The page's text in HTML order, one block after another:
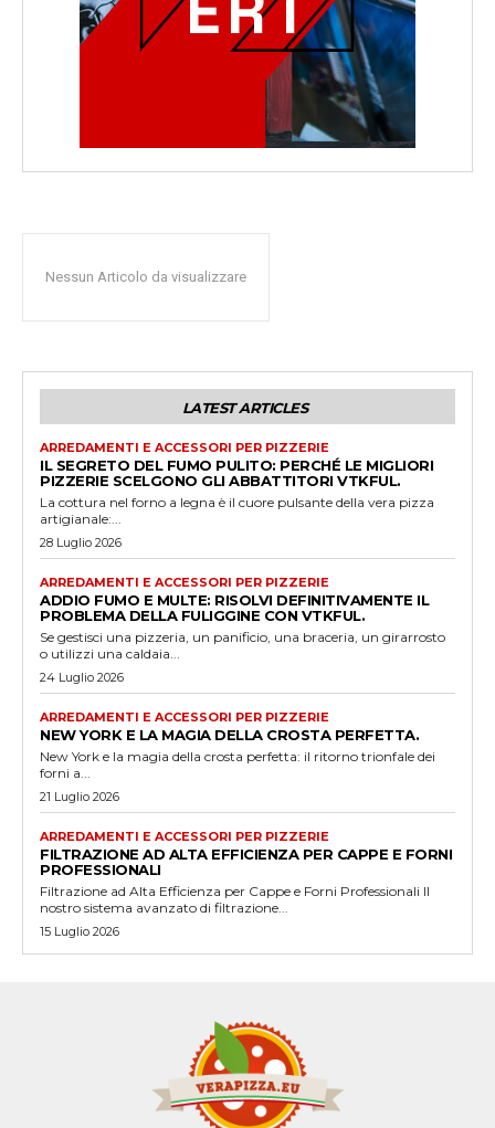
Nessun Articolo da visualizzare
LATEST ARTICLES
ARREDAMENTI E ACCESSORI PER PIZZERIE
IL SEGRETO DEL FUMO PULITO: PERCHÉ LE MIGLIORI
PIZZERIE SCELGONO GLI ABBATTITORI VTKFUL.
La cottura nel forno a legna è il cuore pulsante della vera pizza
artigianale:...
28 Luglio 2026
ARREDAMENTI E ACCESSORI PER PIZZERIE
ADDIO FUMO E MULTE: RISOLVI DEFINITIVAMENTE IL
PROBLEMA DELLA FULIGGINE CON VTKFUL.
Se gestisci una pizzeria, un panificio, una braceria, un girarrosto
o utilizzi una caldaia...
24 Luglio 2026
ARREDAMENTI E ACCESSORI PER PIZZERIE
NEW YORK E LA MAGIA DELLA CROSTA PERFETTA.
New York e la magia della crosta perfetta: il ritorno trionfale dei
forni a...
21 Luglio 2026
ARREDAMENTI E ACCESSORI PER PIZZERIE
FILTRAZIONE AD ALTA EFFICIENZA PER CAPPE E FORNI
PROFESSIONALI
Filtrazione ad Alta Efficienza per Cappe e Forni Professionali Il
nostro sistema avanzato di filtrazione...
15 Luglio 2026